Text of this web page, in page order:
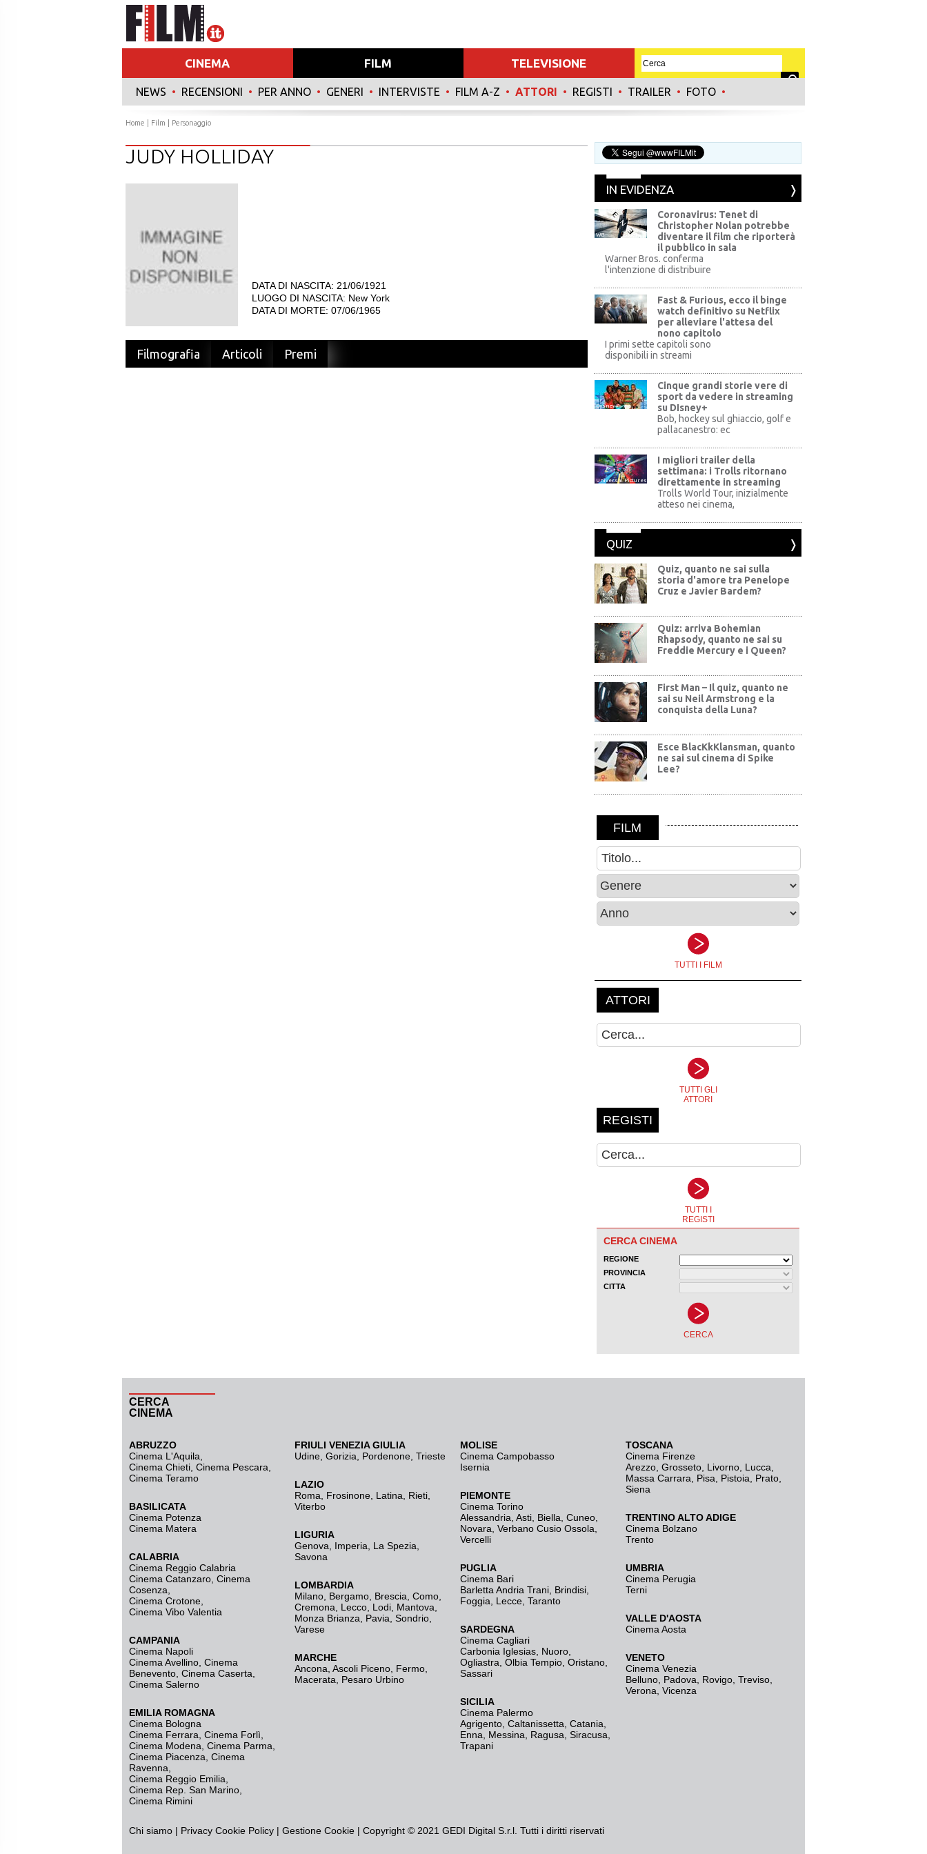
CINEMA FILM TELEVISIONE
NEWS • RECENSIONI • PER ANNO • GENERI • INTERVISTE • FILM A-Z • ATTORI • REGISTI • TRAILER • FOTO •
Home Film | Personaggio
JUDY HOLLIDAY
DATA DI NASCITA: 21/06/1921
LUOGO DI NASCITA: New York
DATA DI MORTE: 07/06/1965
Filmografia Articoli Premi
IN EVIDENZA
WB
Coronavirus: Tenet di
Christopher Nolan potrebbe
diventare il film che riporterà
il pubblico in sala
Warner Bros. conferma
l'intenzione di distribuire
Fast & Furious, ecco il binge
watch definitivo su Netflix
per alleviare l'attesa del
nono capitolo
I primi sette capitoli sono
disponibili in streami
Disney+
Cinque grandi storie vere di
sport da vedere in streaming
su DIsney+
Bob, hockey sul ghiaccio, golf e
pallacanestro: ec
Universal Pictures
I migliori trailer della
settimana: i Trolls ritornano
direttamente in streaming
Trolls World Tour, inizialmente
atteso nei cinema,
QUIZ
Quiz, quanto ne sai sulla
storia d'amore tra Penelope
Cruz e Javier Bardem?
Quiz: arriva Bohemian
Rhapsody, quanto ne sai su
Freddie Mercury e i Queen?
First Man – Il quiz, quanto ne
sai su Neil Armstrong e la
conquista della Luna?
Esce BlacKkKlansman, quanto
ne sai sul cinema di Spike
Lee?
CERCA
CINEMA
ABRUZZO
Cinema L'Aquila
Cinema Chieti, Cinema Pescara,
Cinema Teramo
BASILICATA
Cinema Potenza
Cinema Matera
CALABRIA
Cinema Reggio Calabria
Cinema Catanzaro Cinema
Cosenza
Cinema Crotone
Cinema Vibo Valentia
CAMPANIA
Cinema Napoli
Cinema Avellino Cinema
Benevento Cinema Caserta
Cinema Salerno
EMILIA ROMAGNA
Cinema Bologna
Cinema Ferrara Cinema Forlì
Cinema Modena Cinema Parma
Cinema Piacenza Cinema
Ravenna
Cinema Reggio Emilia
Cinema Rep. San Marino
Cinema Rimini
FRIULI VENEZIA GIULIA
Udine Gorizia Pordenone Trieste
LAZIO
Roma
Frosinone Latina Rieti
Viterbo
LIGURIA
Genova
Imperia La Spezia
Savona
LOMBARDIA
Milano Bergamo Brescia, Como
Cremona
Lecco Lodi Mantova
Monza Brianza
Pavia Sondrio
Varese
MARCHE
Ancona Ascoli Piceno Fermo
Macerata
Pesaro Urbino
MOLISE
Cinema Campobasso
Isernia
PIEMONTE
Cinema Torino
Alessandria Asti Biella Cuneo
Novara Verbano Cusio Ossola
Vercelli
PUGLIA
Cinema Bari
Barletta Andria Trani Brindisi
Foggia
Lecce Taranto
SARDEGNA
Cinema Cagliari
Carbonia Iglesias Nuoro
Ogliastra Olbia Tempio Oristano
Sassari
SICILIA
Cinema Palermo
Agrigento Caltanissetta Catania
Enna
Messina Ragusa Siracusa
Trapani
TOSCANA
Cinema Firenze
Arezzo Grosseto Livorno Lucca
Massa Carrara
Pisa Pistoia Prato
Siena
TRENTINO ALTO ADIGE
Cinema Bolzano
Trento
UMBRIA
Cinema Perugia
Terni
VALLE D'AOSTA
Cinema Aosta
VENETO
Cinema Venezia
Belluno Padova Rovigo Treviso
Verona Vicenza
Chi siamo | Privacy Cookie Policy | Gestione Cookie | Copyright © 2021 GEDI Digital S.r.l. Tutti i diritti riservati